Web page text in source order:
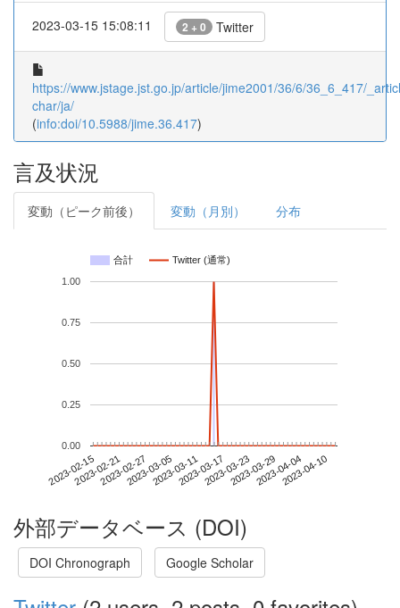
2023-03-15 15:08:11 2 + 0 Twitter
https://www.jstage.jst.go.jp/article/jime2001/36/6/36_6_417/
char/ja/
(info:doi/10.5988/jime.36.417)
言及状況
変動（ピーク前後） 変動（月別） 分布
合計 Twitter (通常)
2023-02-152023-02-212023-02-272023-03-052023-03-112023-03-172023-03-232023-03-292023-04-042023-04-10
0.00
0.25
0.50
0.75
1.00
外部データベース (DOI)
DOI Chronograph Google Scholar